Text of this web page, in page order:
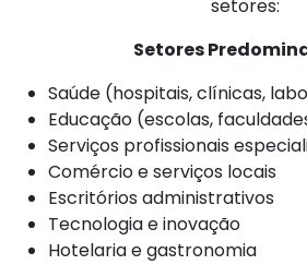
setores:
Setores
Saúde (hospitais, clínicas,
Educação (escolas,
Serviços profissionais
Comércio e serviços locais
Escritórios administrativos
Tecnologia e inovação
Hotelaria e gastronomia